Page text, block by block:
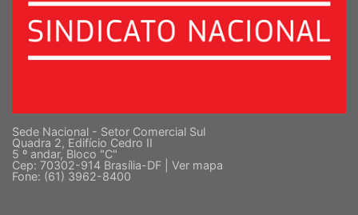
Sede Nacional - Setor Comercial Sul
Quadra 2, Edifício Cedro II
5 º andar, Bloco "C"
Cep: 70302-914 Brasília-DF | Ver mapa
Fone: (61) 3962-8400